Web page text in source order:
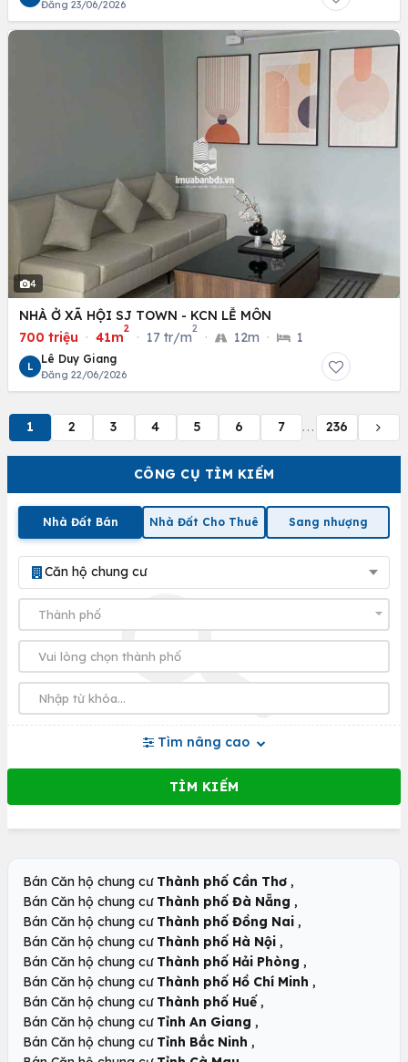
CÔNG CỤ TÌM KIẾM
Nhà Đất Bán Nhà Đất Cho Thuê Sang nhượng
Căn hộ chung cư
Tìm nâng cao
Đăng 23/06/2026
4
NHÀ Ở XÃ HỘI SJ TOWN - KCN LỄ MÔN
700 triệu · 41m
2
· 17 tr/m
2
· 12m · 1
L
Lê Duy Giang
Đăng 22/06/2026
1 2 3 4 5 6 7 ... 236
Bán Căn hộ chung cư Thành phố Cần Thơ ,
Bán Căn hộ chung cư Thành phố Đà Nẵng ,
Bán Căn hộ chung cư Thành phố Đồng Nai ,
Bán Căn hộ chung cư Thành phố Hà Nội ,
Bán Căn hộ chung cư Thành phố Hải Phòng ,
Bán Căn hộ chung cư Thành phố Hồ Chí Minh ,
Bán Căn hộ chung cư Thành phố Huế ,
Bán Căn hộ chung cư Tỉnh An Giang ,
Bán Căn hộ chung cư Tỉnh Bắc Ninh ,